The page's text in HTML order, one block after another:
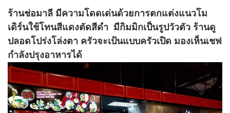
ร้านช่อมาลี มีความโดดเด่นด้วยการตกแต่งแนวโม
เดิร์นใช้โทนสีแดงตัดสีดำ มีกิมมิกเป็นรูปวัวตัว ร้านดู
ปลอดโปร่งโล่งตา ครัวจะเป้นแบบครัวเปิด มองเห็นเชฟ
กำลังปรุงอาหารได้